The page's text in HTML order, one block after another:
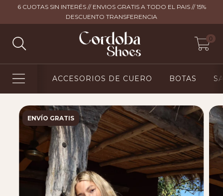
6 CUOTAS SIN INTERÉS // ENVIOS GRATIS A TODO EL PAIS // 15%
DESCUENTO TRANSFERENCIA
0
ACCESORIOS DE CUERO BOTAS
ENVÍO GRATIS